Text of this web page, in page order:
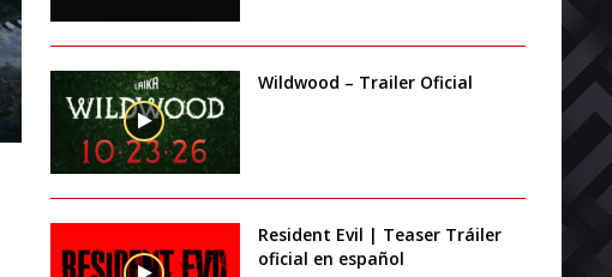
Wildwood – Trailer Oficial
Resident Evil | Teaser Tráiler
oficial en español